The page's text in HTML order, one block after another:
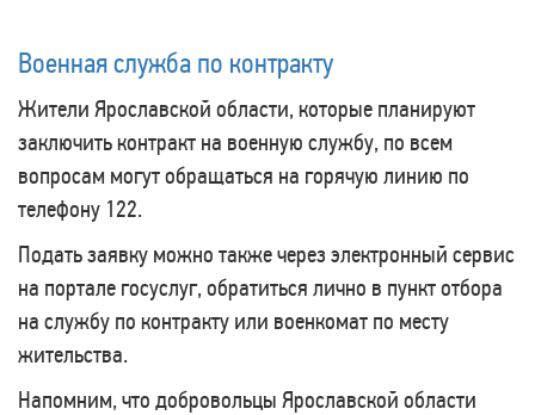
Военная служба по контракту
Жители Ярославской области, которые планируют
заключить контракт на военную службу, по всем
вопросам могут обращаться на горячую линию по
телефону 122.
Подать заявку можно также через электронный сервис
на портале госуслуг, обратиться лично в пункт отбора
на службу по контракту или военкомат по месту
жительства.
Напомним, что добровольцы Ярославской области